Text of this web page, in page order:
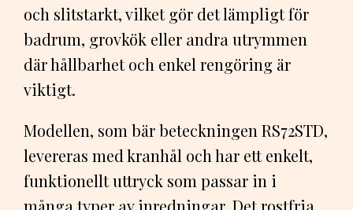
och slitstarkt, vilket gör det lämpligt för
badrum, grovkök eller andra utrymmen
där hållbarhet och enkel rengöring är
viktigt.
Modellen, som bär beteckningen RS72STD,
levereras med kranhål och har ett enkelt,
funktionellt uttryck som passar in i
många typer av inredningar. Det rostfria